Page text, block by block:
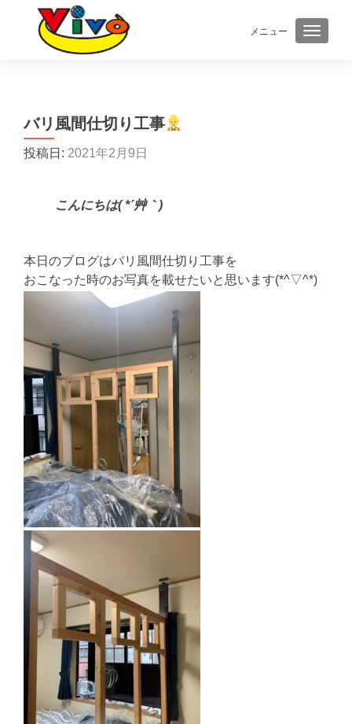
メニュー ナビゲ
バリ風間仕切り工事
投稿日: 2021年2月9日
こんにちは( *´艸｀)
本日のブログはバリ風間仕切り工事を
おこなった時のお写真を載せたいと思います(*^▽^*)